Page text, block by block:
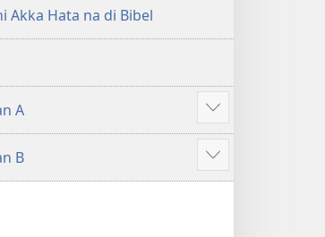
Akka Hata na di Bibel
A
Patudu
na
umgodang
B
Patudu
na